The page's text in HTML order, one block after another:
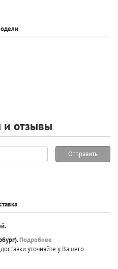
и отзывы
Отправить
Подробнее
уточняйте у Вашего